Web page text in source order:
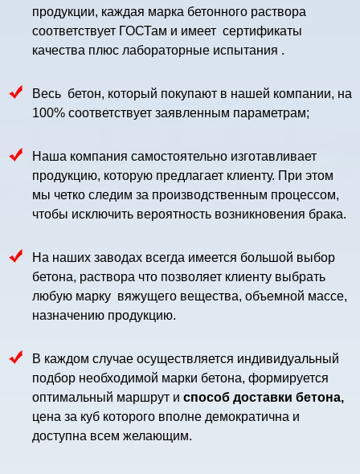
продукции, каждая марка бетонного раствора
соответствует ГОСТам и имеет сертификаты
качества плюс лабораторные испытания .
Весь бетон, который покупают в нашей компании, на
100% соответствует заявленным параметрам;
Наша компания самостоятельно изготавливает
продукцию, которую предлагает клиенту. При этом
мы четко следим за производственным процессом,
чтобы исключить вероятность возникновения брака.
На наших заводах всегда имеется большой выбор
бетона, раствора что позволяет клиенту выбрать
любую марку вяжущего вещества, объемной массе,
назначению продукцию.
В каждом случае осуществляется индивидуальный
подбор необходимой марки бетона, формируется
оптимальный маршрут и способ доставки бетона,
цена за куб которого вполне демократична и
доступна всем желающим.